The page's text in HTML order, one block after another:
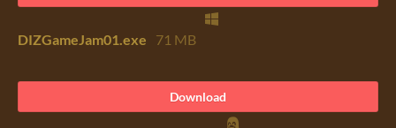
DIZGameJam01.exe 71 MB
Download